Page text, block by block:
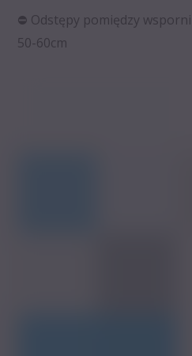
⛔️ Odstępy pomiędzy
50-60cm